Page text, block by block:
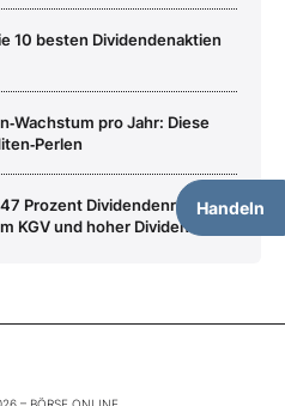
Handeln
10 besten Dividendenaktien
pro Jahr: Diese
Prozent Dividendenrendite –
KGV und hoher Dividende